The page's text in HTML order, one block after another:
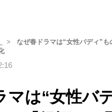
なぜ春ドラマは“女性バディ”
マは“女性バ